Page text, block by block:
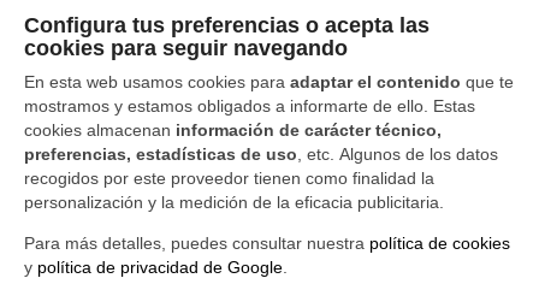
Configura tus preferencias o acepta las
cookies para seguir navegando
En esta web usamos cookies para adaptar el contenido que te
mostramos y estamos obligados a informarte de ello. Estas
cookies almacenan información de carácter técnico,
preferencias, estadísticas de uso , etc. Algunos de los datos
recogidos por este proveedor tienen como finalidad la
personalización y la medición de la eficacia publicitaria.
Para más detalles, puedes consultar nuestra política de cookies
y política de privacidad de Google